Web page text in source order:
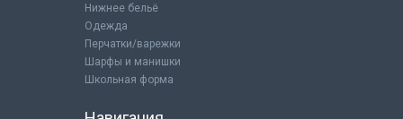
Нижнее бельё
Одежда
Перчатки/варежки
Шарфы и манишки
Школьная форма